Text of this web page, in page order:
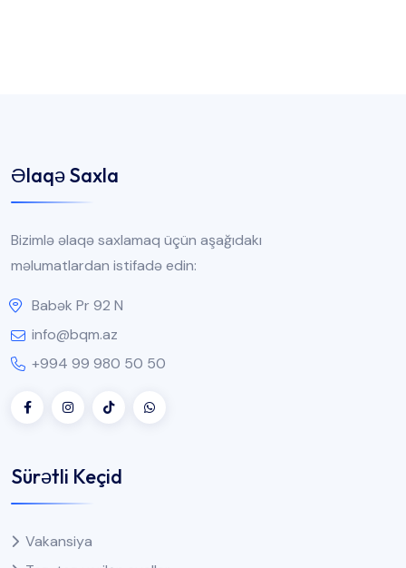
Əlaqə Saxla
Bizimlə əlaqə saxlamaq üçün aşağıdakı
məlumatlardan istifadə edin:
Babək Pr 92 N
info@bqm.az
+994 99 980 50 50
Sürətli Keçid
Vakansiya